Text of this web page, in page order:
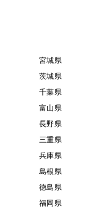
宮城県
茨城県
千葉県
富山県
長野県
三重県
兵庫県
島根県
徳島県
福岡県